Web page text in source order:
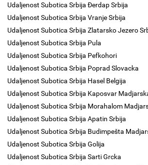
Udaljenost Subotica Srbija Đerdap Srbija
Udaljenost Subotica Srbija Vranje Srbija
Udaljenost Subotica Srbija Zlatarsko Jezero
Udaljenost Subotica Srbija Pula
Udaljenost Subotica Srbija Pefkohori
Udaljenost Subotica Srbija Poprad Slovacka
Udaljenost Subotica Srbija Hasel Belgija
Udaljenost Subotica Srbija Kaposvar
Udaljenost Subotica Srbija Morahalom
Udaljenost Subotica Srbija Apatin Srbija
Udaljenost Subotica Srbija Budimpešta
Udaljenost Subotica Srbija Golija
Udaljenost Subotica Srbija Sarti Grcka